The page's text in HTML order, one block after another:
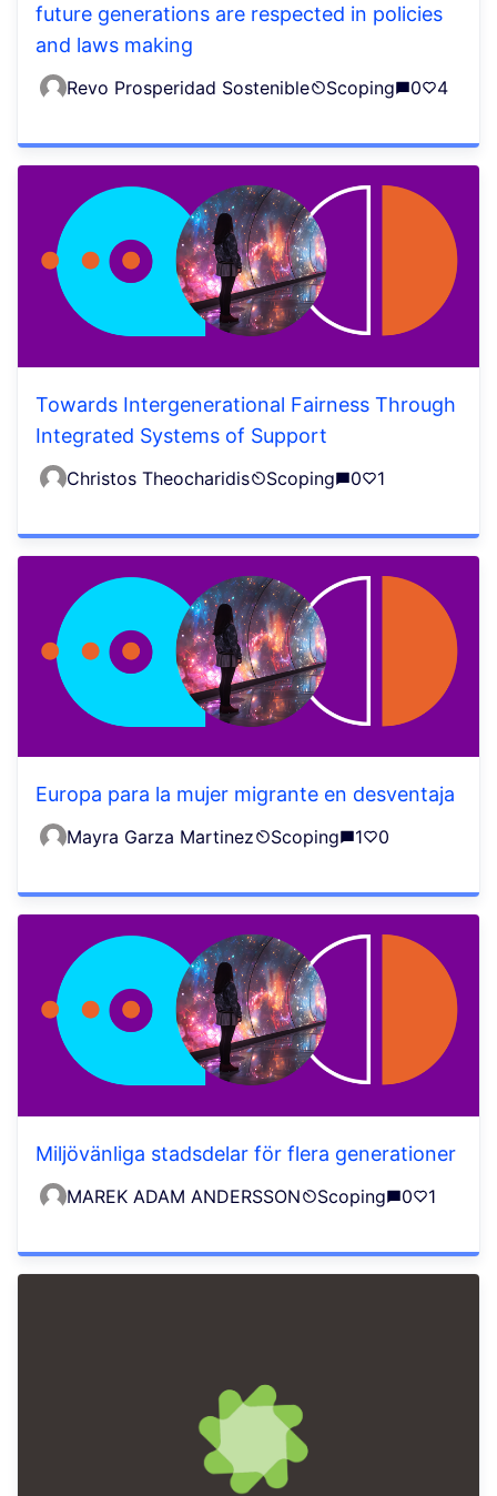
future generations are respected in policies
and laws making
Revo Prosperidad Sostenible Scoping 0 4
Towards Intergenerational Fairness Through
Integrated Systems of Support
Christos Theocharidis Scoping 0 1
Europa para la mujer migrante en desventaja
Mayra Garza Martinez Scoping 1 0
Miljövänliga stadsdelar för flera generationer
MAREK ADAM ANDERSSON Scoping 0 1